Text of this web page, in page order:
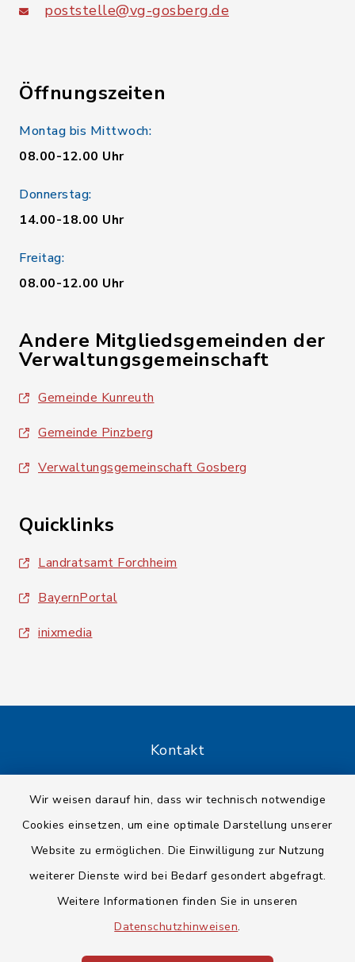
Wir weisen darauf hin, dass wir technisch notwendige
Cookies einsetzen, um eine optimale Darstellung unserer
Website zu ermöglichen. Die Einwilligung zur Nutzung
weiterer Dienste wird bei Bedarf gesondert abgefragt.
Weitere Informationen finden Sie in unseren
Datenschutzhinweisen.
poststelle@vg-gosberg.de
Öffnungszeiten
Montag bis Mittwoch:
08.00-12.00 Uhr
Donnerstag:
14.00-18.00 Uhr
Freitag:
08.00-12.00 Uhr
Andere Mitgliedsgemeinden der
Verwaltungsgemeinschaft
Gemeinde Kunreuth
Gemeinde Pinzberg
Verwaltungsgemeinschaft Gosberg
Quicklinks
Landratsamt Forchheim
BayernPortal
inixmedia
Kontakt
Barrierefreiheit
Datenschutz
Impressum
Cookie-Einstellungen